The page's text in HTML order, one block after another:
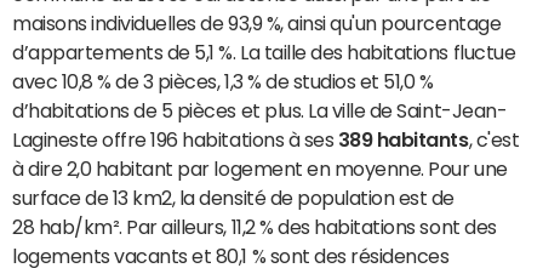
maisons individuelles de 93,9 %, ainsi qu'un pourcentage
d’appartements de 5,1 %. La taille des habitations fluctue
avec 10,8 % de 3 pièces, 1,3 % de studios et 51,0 %
d’habitations de 5 pièces et plus. La ville de Saint-Jean-
Lagineste offre 196 habitations à ses 389 habitants, c'est
à dire 2,0 habitant par logement en moyenne. Pour une
surface de 13 km2, la densité de population est de
28 hab/km². Par ailleurs, 11,2 % des habitations sont des
logements vacants et 80,1 % sont des résidences